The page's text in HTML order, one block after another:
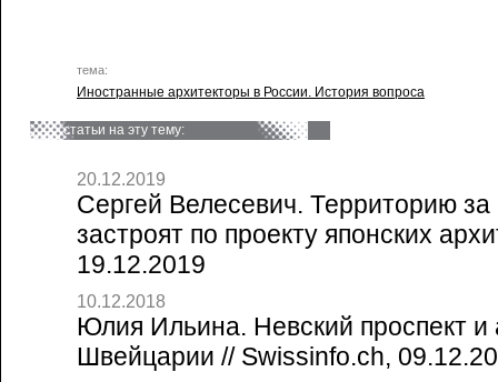
тема:
Иностранные архитекторы в России. История вопроса
статьи на эту тему:
20.12.2019
Сергей Велесевич. Территорию
застроят по проекту японских
19.12.2019
10.12.2018
Юлия Ильина. Невский проспект и
Швейцарии // Swissinfo.ch,